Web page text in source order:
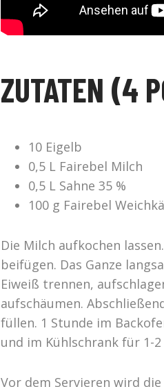
ZUTATEN (4
10 Eigelb
0,5 L Fairebel Milch
0,5 L Sahne 35 %
100 g Fairebel
Die Milch aufkochen
beifügen. Das Ganze
Eiweiß trennen,
aufschäumen.
füllen. 1 Stunde im
und im Kühlschrank für 1-
Vor dem Servieren wird